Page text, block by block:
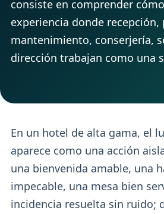
consiste en comprender
experiencia donde recepción,
mantenimiento, conserjería,
dirección trabajan como una
En un hotel de alta gama, el
aparece como una acción
una bienvenida amable, una
impecable, una mesa bien
incidencia resuelta sin ruido;